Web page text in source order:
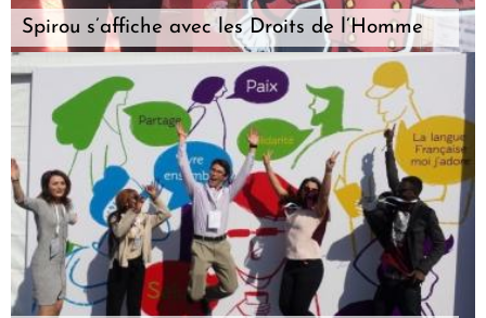
Spirou s’affiche avec les Droits de l’Homme